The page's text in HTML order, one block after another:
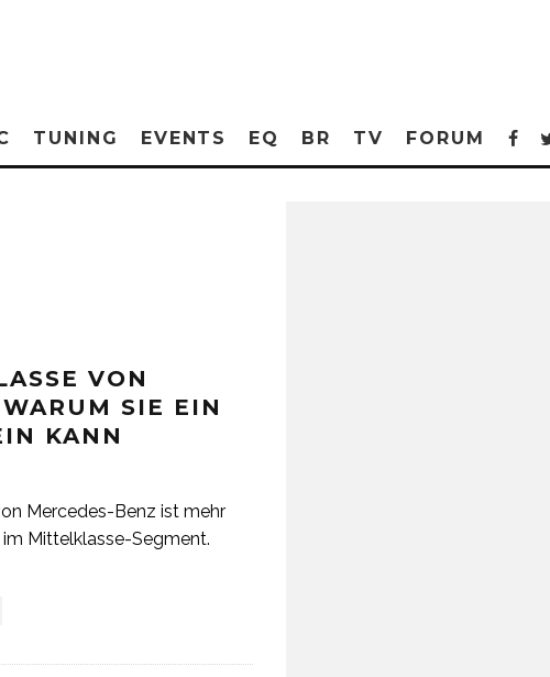
TUNING EVENTS EQ BR TV FORUM
VON
SIE EIN
KANN
Mercedes-Benz ist mehr
Mittelklasse-Segment.